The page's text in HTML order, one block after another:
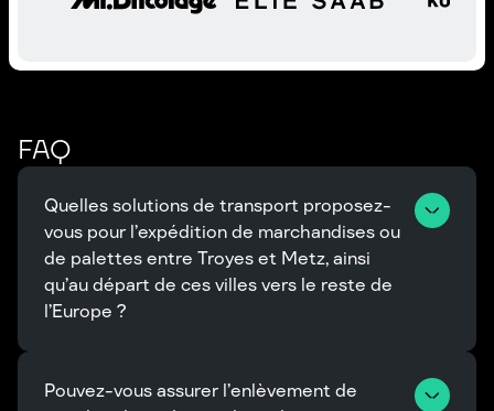
FAQ
Quelles solutions de transport proposez-
vous pour l’expédition de marchandises ou
de palettes entre Troyes et Metz, ainsi
qu’au départ de ces villes vers le reste de
l’Europe ?
Pouvez-vous assurer l’enlèvement de